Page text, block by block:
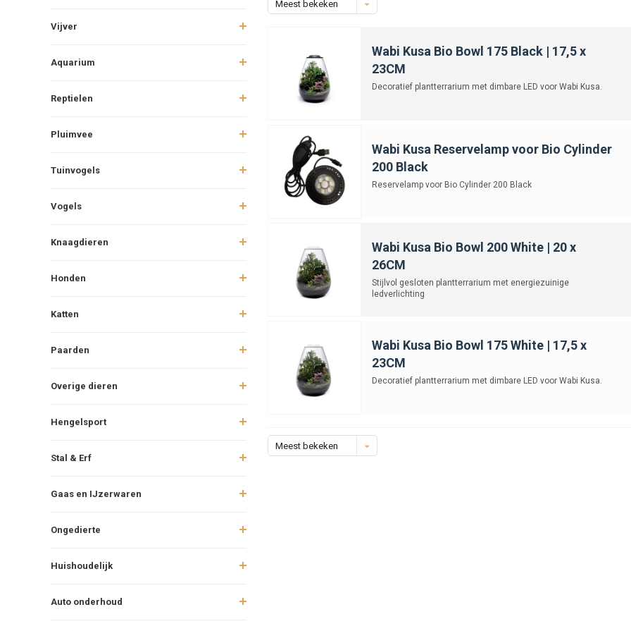
Vijver
Aquarium
Reptielen
Pluimvee
Tuinvogels
Vogels
Knaagdieren
Honden
Katten
Paarden
Overige dieren
Hengelsport
Stal & Erf
Gaas en IJzerwaren
Ongedierte
Huishoudelijk
Auto onderhoud
Meest bekeken
Wabi Kusa Bio Bowl 175 Black | 17,5 x
23CM
Decoratief plantterrarium met dimbare LED voor Wabi Kusa.
Wabi Kusa Reservelamp voor Bio Cylinder
200 Black
Reservelamp voor Bio Cylinder 200 Black
Wabi Kusa Bio Bowl 200 White | 20 x
26CM
Stijlvol gesloten plantterrarium met energiezuinige
ledverlichting
Wabi Kusa Bio Bowl 175 White | 17,5 x
23CM
Decoratief plantterrarium met dimbare LED voor Wabi Kusa.
Meest bekeken